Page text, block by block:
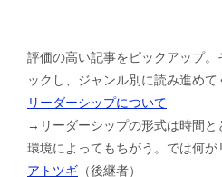
評価の高い記事をピックアップ
ックし、ジャンル別に読み進めて
リーダーシップについて
→リーダーシップの形式は時間と
環境によってもちがう。では何
アトツギ （後継者）